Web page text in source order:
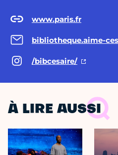
www.paris.fr
bibliotheque.aime-
/bibcesaire/
À LIRE AUSSI